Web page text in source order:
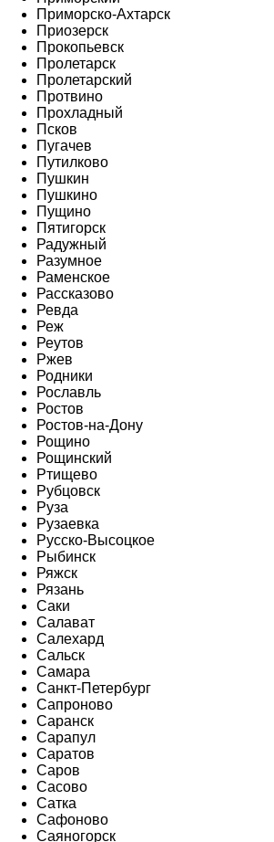
Приморско-Ахтарск
Приозерск
Прокопьевск
Пролетарск
Пролетарский
Протвино
Прохладный
Псков
Пугачев
Путилково
Пушкин
Пушкино
Пущино
Пятигорск
Радужный
Разумное
Раменское
Рассказово
Ревда
Реж
Реутов
Ржев
Родники
Рославль
Ростов
Ростов-на-Дону
Рощино
Рощинский
Ртищево
Рубцовск
Руза
Рузаевка
Русско-Высоцкое
Рыбинск
Ряжск
Рязань
Саки
Салават
Салехард
Сальск
Самара
Санкт-Петербург
Сапроново
Саранск
Сарапул
Саратов
Саров
Сасово
Сатка
Сафоново
Саяногорск